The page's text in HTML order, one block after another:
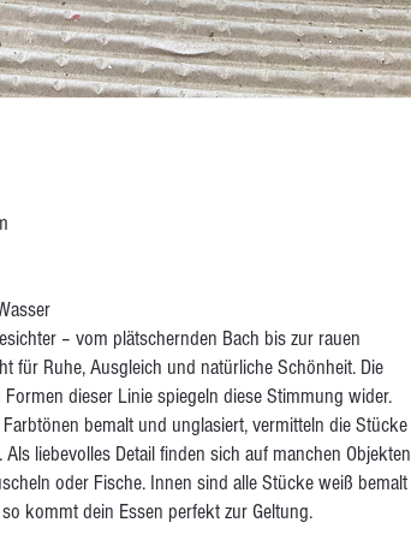
– vom plätschernden Bach bis zur rauen
für Ruhe, Ausgleich und natürliche Schönheit. Die
dieser Linie spiegeln diese Stimmung wider.
bemalt und unglasiert, vermitteln die Stücke
liebevolles Detail finden sich auf manchen Objekten
oder Fische. Innen sind alle Stücke weiß bemalt
kommt dein Essen perfekt zur Geltung.